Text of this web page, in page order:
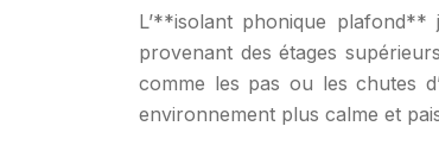
L’**isolant phonique plafond**
provenant des étages
comme les pas ou les chutes
environnement plus calme et